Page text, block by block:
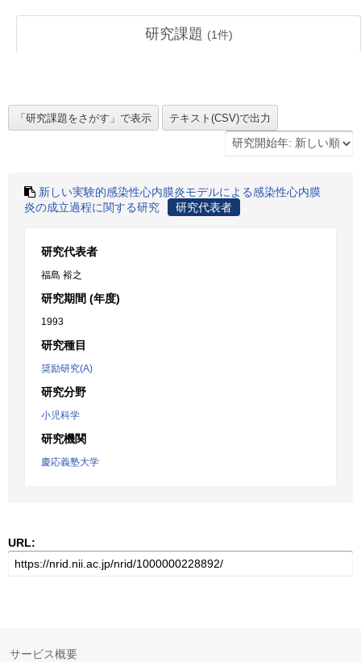
研究課題 (1件)
新しい実験的感染性心内膜炎モデルによる感染性心内膜
炎の成立過程に関する研究
研究代表者
研究代表者
福島 裕之
研究期間 (年度)
1993
研究種目
奨励研究(A)
研究分野
小児科学
研究機関
慶応義塾大学
URL:
サービス概要